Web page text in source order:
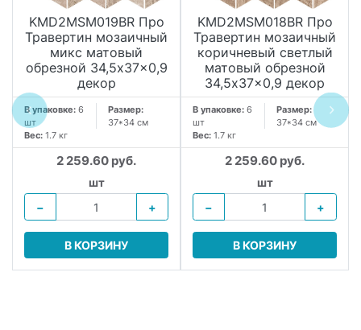
KMD2MSM019BR Про
Травертин мозаичный
микс матовый
обрезной 34,5x37x0,9
декор
В упаковке: 6
шт
Размер:
37*34 см
Вес: 1.7 кг
2 259.60 руб.
шт
−
+
В КОРЗИНУ
KMD2MSM018BR Про
Травертин мозаичный
коричневый светлый
матовый обрезной
34,5x37x0,9 декор
В упаковке: 6
шт
Размер:
37*34 см
Вес: 1.7 кг
2 259.60 руб.
шт
−
+
В КОРЗИНУ